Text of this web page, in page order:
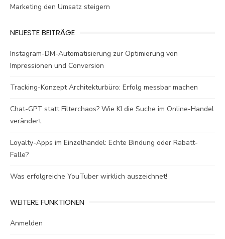
Marketing den Umsatz steigern
NEUESTE BEITRÄGE
Instagram-DM-Automatisierung zur Optimierung von
Impressionen und Conversion
Tracking-Konzept Architekturbüro: Erfolg messbar machen
Chat-GPT statt Filterchaos? Wie KI die Suche im Online-Handel
verändert
Loyalty-Apps im Einzelhandel: Echte Bindung oder Rabatt-
Falle?
Was erfolgreiche YouTuber wirklich auszeichnet!
WEITERE FUNKTIONEN
Anmelden